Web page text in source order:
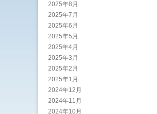
2025年8月
2025年7月
2025年6月
2025年5月
2025年4月
2025年3月
2025年2月
2025年1月
2024年12月
2024年11月
2024年10月